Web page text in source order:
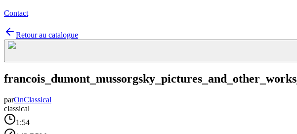
Contact
Retour au catalogue
parOnClassical
classical
1:54